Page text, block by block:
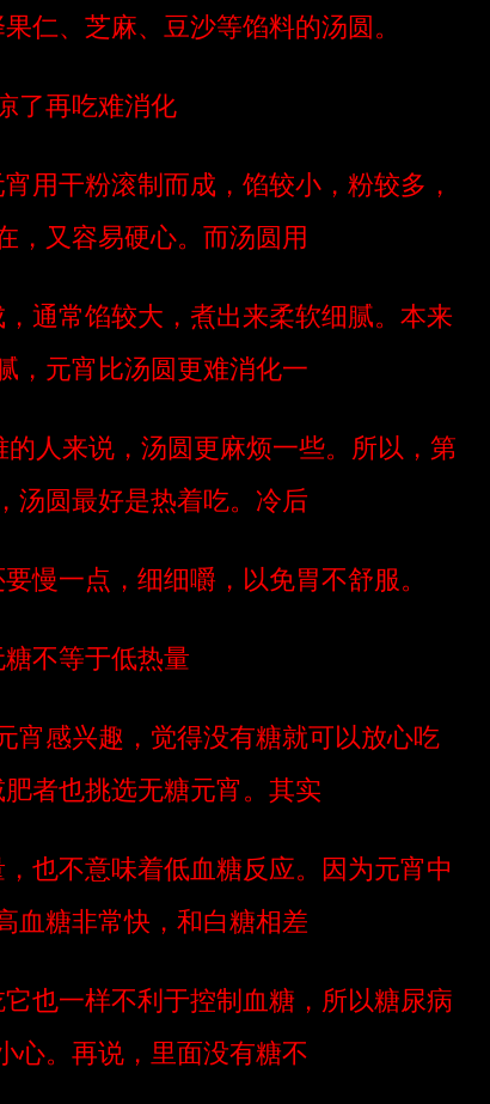
仁、芝麻、豆沙等馅料的汤圆。
了再吃难消化
用干粉滚制而成，馅较小，粉较多，
，又容易硬心。而汤圆用
通常馅较大，煮出来柔软细腻。本来
，元宵比汤圆更难消化一
人来说，汤圆更麻烦一些。所以，第
汤圆最好是热着吃。冷后
慢一点，细细嚼，以免胃不舒服。
糖不等于低热量
宵感兴趣，觉得没有糖就可以放心吃
者也挑选无糖元宵。其实
也不意味着低血糖反应。因为元宵中
血糖非常快，和白糖相差
也一样不利于控制血糖，所以糖尿病
心。再说，里面没有糖不